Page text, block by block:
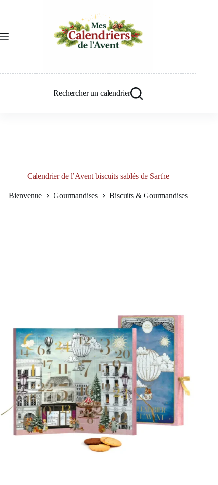
Rechercher un calendrier
Calendrier de l’Avent biscuits sablés de Sarthe
Bienvenue Gourmandises Biscuits & Gourmandises